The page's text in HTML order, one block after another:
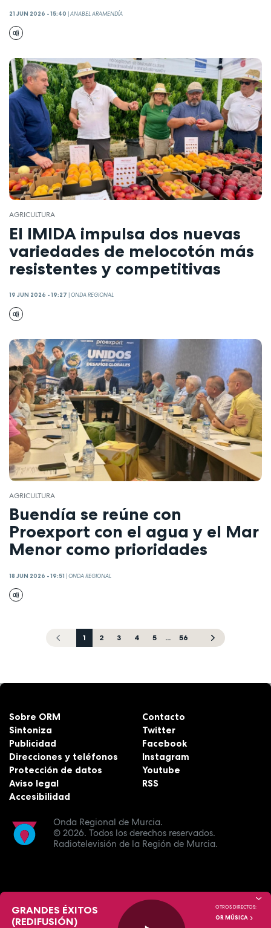
21 JUN 2026 - 15:40 ANABEL ARAMENDÍA
AGRICULTURA
El IMIDA impulsa dos nuevas
variedades de melocotón más
resistentes y competitivas
19 JUN 2026 - 19:27 |ONDA REGIONAL
AGRICULTURA
Buendía se reúne con
Proexport con el agua y el Mar
Menor como prioridades
18 JUN 2026 - 19:51 |ONDA REGIONAL
1 2 3 4 5 ... 56
Onda Regional de Murcia.
© 2026. Todos los derechos reservados.
Radiotelevisión de la Región de Murcia.
Sobre ORM
Sintoniza
Publicidad
Direcciones y teléfonos
Protección de datos
Aviso legal
Accesibilidad
Contacto
Twitter
Facebook
Instagram
Youtube
RSS
GRANDES ÉXITOS
(REDIFUSIÓN)
OTROS DIRECTOS:
OR MÚSICA